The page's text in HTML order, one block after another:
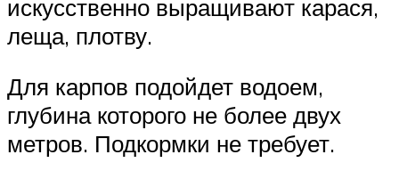
искусственно выращивают карася,
леща, плотву.
Для карпов подойдет водоем,
глубина которого не более двух
метров. Подкормки не требует.